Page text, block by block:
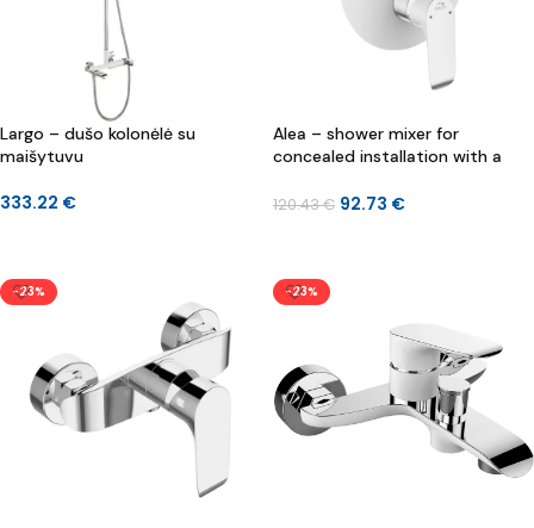
Largo – dušo kolonėlė su
maišytuvu
333.22 €
Alea – shower mixer for
concealed installation with a
120.43€ 92.73 €
-23% -23%